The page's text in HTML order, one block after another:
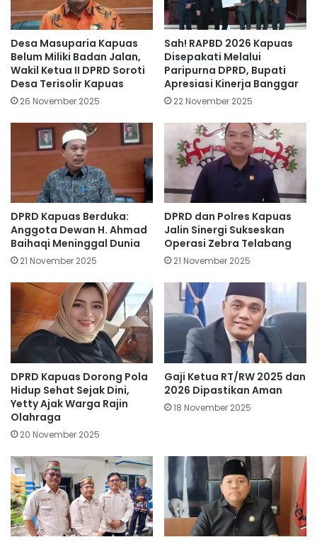
Desa Masuparia Kapuas
Belum Miliki Badan Jalan,
Wakil Ketua II DPRD Soroti
Desa Terisolir Kapuas
26 November 2025
Sah! RAPBD 2026 Kapuas
Disepakati Melalui
Paripurna DPRD, Bupati
Apresiasi Kinerja Banggar
22 November 2025
DPRD Kapuas Berduka:
Anggota Dewan H. Ahmad
Baihaqi Meninggal Dunia
21 November 2025
DPRD dan Polres Kapuas
Jalin Sinergi Sukseskan
Operasi Zebra Telabang
21 November 2025
DPRD Kapuas Dorong Pola
Hidup Sehat Sejak Dini,
Yetty Ajak Warga Rajin
Olahraga
20 November 2025
Gaji Ketua RT/RW 2025 dan
2026 Dipastikan Aman
18 November 2025